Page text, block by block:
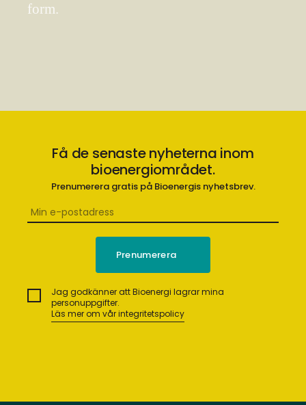
form.
Få de senaste nyheterna inom
bioenergiområdet.
Prenumerera gratis på Bioenergis nyhetsbrev.
Jag godkänner att Bioenergi lagrar mina
personuppgifter.
Läs mer om vår integritetspolicy